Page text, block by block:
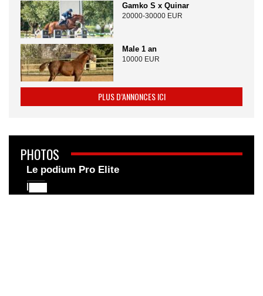
Gamko S x Quinar
20000-30000 EUR
Male 1 an
10000 EUR
PLUS D’ANNONCES ICI
PHOTOS
Le podium Pro Elite